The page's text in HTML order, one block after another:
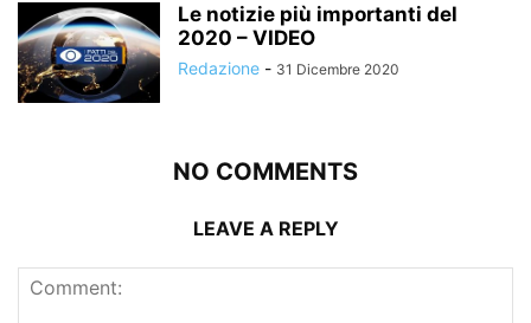
Le notizie più importanti del
2020 – VIDEO
Redazione - 31 Dicembre 2020
NO COMMENTS
LEAVE A REPLY